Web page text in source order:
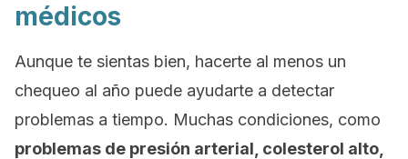
médicos
Aunque te sientas bien, hacerte al menos un
chequeo al año puede ayudarte a detectar
problemas a tiempo. Muchas condiciones, como
problemas de presión arterial, colesterol alto,